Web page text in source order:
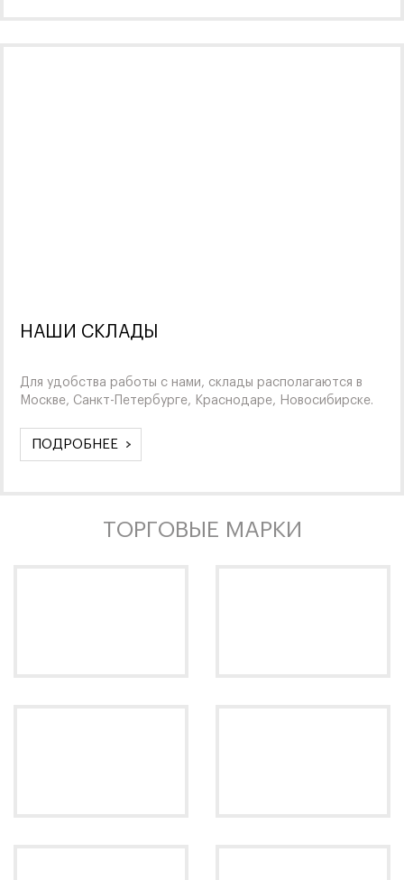
НАШИ СКЛАДЫ
Для удобства работы с нами, склады располагаются в
Москве, Санкт-Петербурге, Краснодаре, Новосибирске.
ПОДРОБНЕЕ
ТОРГОВЫЕ МАРКИ